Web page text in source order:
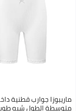
ماريبوزا جوارب قطنية
متوسطة الطول شبه